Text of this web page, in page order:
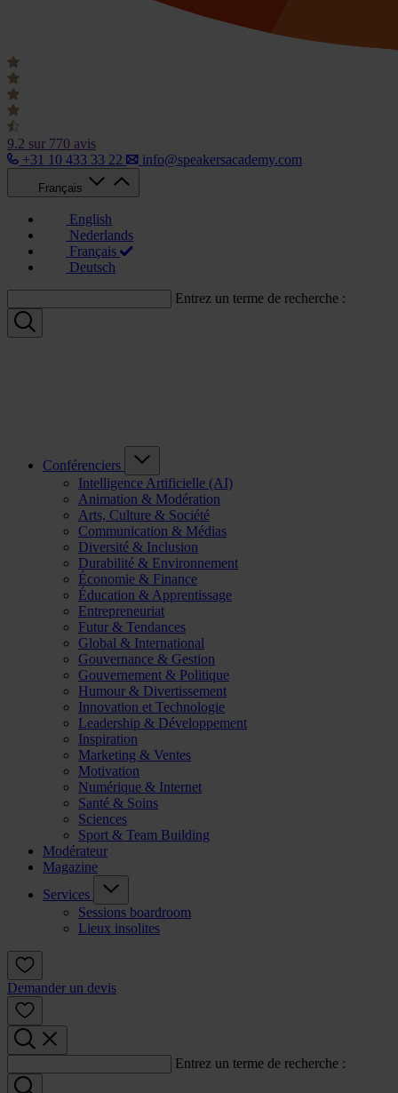
9.2 sur 770 avis
+31 10 433 33 22
info@speakersacademy.com
Français
English
Nederlands
Français
Deutsch
Entrez un terme de recherche :
Conférenciers
Intelligence Artificielle (AI)
Animation & Modération
Arts, Culture & Société
Communication & Médias
Diversité & Inclusion
Durabilité & Environnement
Économie & Finance
Éducation & Apprentissage
Entrepreneuriat
Futur & Tendances
Global & International
Gouvernance & Gestion
Gouvernement & Politique
Humour & Divertissement
Innovation et Technologie
Leadership & Développement
Inspiration
Marketing & Ventes
Motivation
Numérique & Internet
Santé & Soins
Sciences
Sport & Team Building
Modérateur
Magazine
Services
Sessions boardroom
Lieux insolites
Demander un devis
Entrez un terme de recherche :